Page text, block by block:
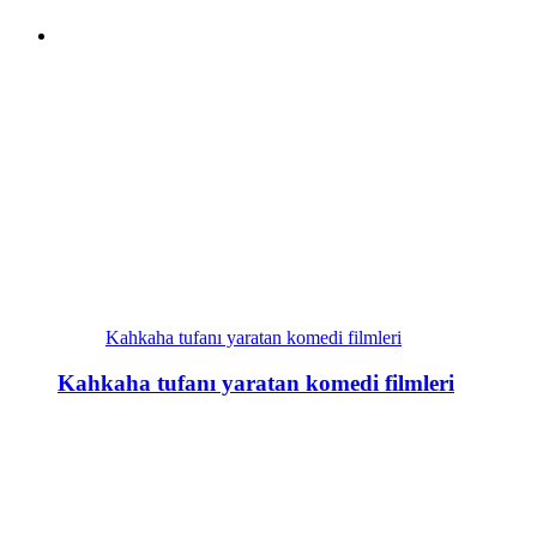
Kahkaha tufanı yaratan komedi filmleri
Kahkaha tufanı yaratan komedi filmleri